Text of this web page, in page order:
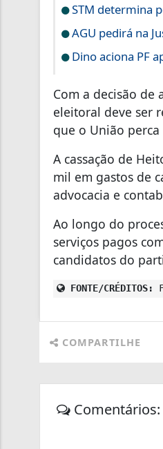
STM determina
AGU pedirá na
Dino aciona PF
Com a decisão
eleitoral deve ser
que o União
A cassação de
mil em gastos de
advocacia e
Ao longo do
serviços pagos
candidatos do
FONTE/CRÉDITOS:
COMPARTILHE
Comentários: